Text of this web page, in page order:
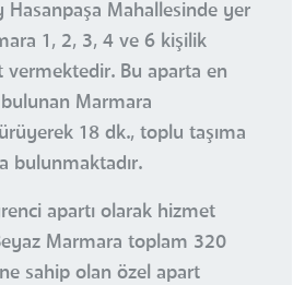
Hasanpaşa Mahallesinde yer
1, 2, 3, 4 ve 6 kişilik
vermektedir. Bu aparta en
Marmara
18 dk., toplu taşıma
bulunmaktadır.
apartı olarak hizmet
Marmara toplam 320
sahip olan özel apart